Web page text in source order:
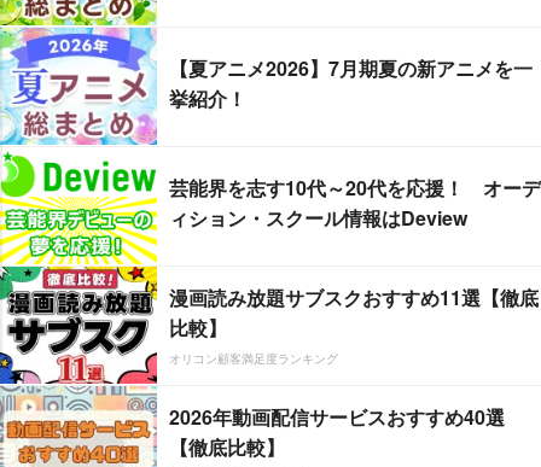
【夏アニメ2026】7月期夏の新アニメを一
挙紹介！
芸能界を志す10代～20代を応援！ オーデ
ィション・スクール情報はDeview
漫画読み放題サブスクおすすめ11選【徹底
比較】
オリコン顧客満足度ランキング
2026年動画配信サービスおすすめ40選
【徹底比較】